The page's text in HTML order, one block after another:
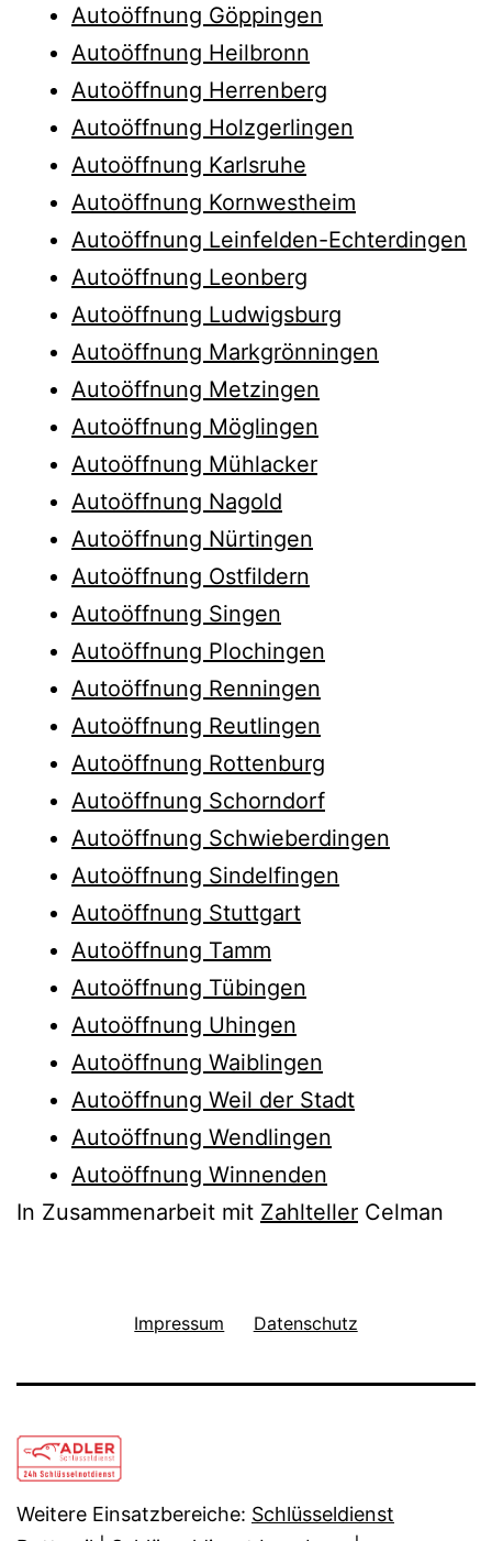
Autoöffnung Göppingen
Autoöffnung Heilbronn
Autoöffnung Herrenberg
Autoöffnung Holzgerlingen
Autoöffnung Karlsruhe
Autoöffnung Kornwestheim
Autoöffnung Leinfelden-Echterdingen
Autoöffnung Leonberg
Autoöffnung Ludwigsburg
Autoöffnung Markgrönningen
Autoöffnung Metzingen
Autoöffnung Möglingen
Autoöffnung Mühlacker
Autoöffnung Nagold
Autoöffnung Nürtingen
Autoöffnung Ostfildern
Autoöffnung Singen
Autoöffnung Plochingen
Autoöffnung Renningen
Autoöffnung Reutlingen
Autoöffnung Rottenburg
Autoöffnung Schorndorf
Autoöffnung Schwieberdingen
Autoöffnung Sindelfingen
Autoöffnung Stuttgart
Autoöffnung Tamm
Autoöffnung Tübingen
Autoöffnung Uhingen
Autoöffnung Waiblingen
Autoöffnung Weil der Stadt
Autoöffnung Wendlingen
Autoöffnung Winnenden
In Zusammenarbeit mit Zahlteller Celman
Impressum Datenschutz
Weitere Einsatzbereiche: Schlüsseldienst